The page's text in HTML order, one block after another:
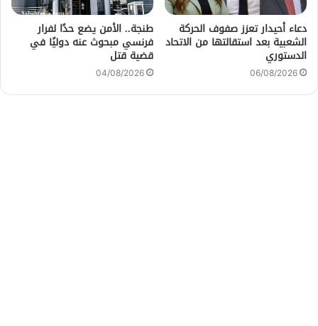
دعاء أحيدار تعزز صفوف الحركة
الشعبية بعد استقالتها من الاتحاد
الدستوري
06/08/2026
طنجة.. الأمن يضع حدًا لفرار
فرنسي مبحوث عنه دوليًا في
قضية قتل
04/08/2026